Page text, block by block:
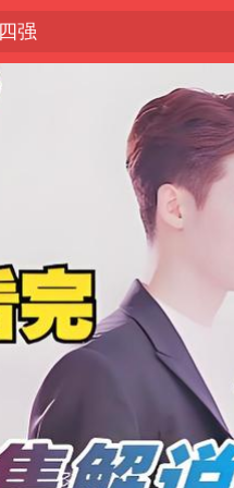
强
回了！